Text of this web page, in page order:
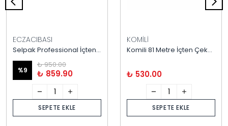
ECZACIBASI
Selpak Professional İçten Çekme Tuvalet Kağıdı 120 Metre
%9
₺ 950.00
₺ 859.90
SEPETE EKLE
KOMİLİ
Komili 81 Metre İçten Çekmeli Tuvalet Kağıdı 4 kg 12'li
₺ 530.00
SEPETE EKLE